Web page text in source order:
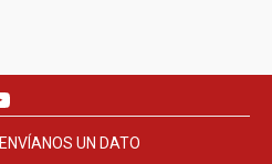
ENVÍANOS UN DATO